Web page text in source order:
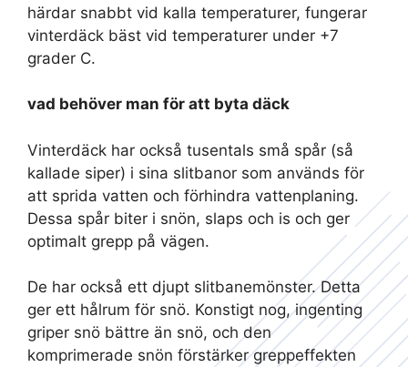
härdar snabbt vid kalla temperaturer, fungerar
vinterdäck bäst vid temperaturer under +7
grader C.
vad behöver man för att byta däck
Vinterdäck har också tusentals små spår (så
kallade siper) i sina slitbanor som används för
att sprida vatten och förhindra vattenplaning.
Dessa spår biter i snön, slaps och is och ger
optimalt grepp på vägen.
De har också ett djupt slitbanemönster. Detta
ger ett hålrum för snö. Konstigt nog, ingenting
griper snö bättre än snö, och den
komprimerade snön förstärker greppeffekten